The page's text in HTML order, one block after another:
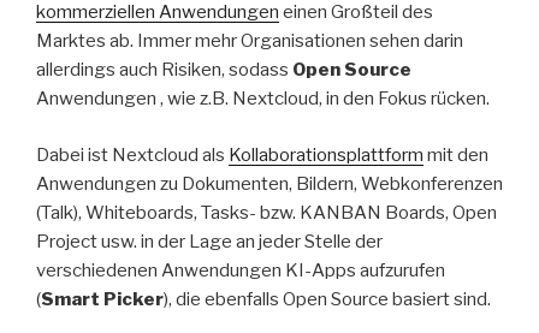
kommerziellen Anwendungen einen Großteil des
Marktes ab. Immer mehr Organisationen sehen darin
allerdings auch Risiken, sodass Open Source
Anwendungen , wie z.B. Nextcloud, in den Fokus rücken.
Dabei ist Nextcloud als Kollaborationsplattform mit den
Anwendungen zu Dokumenten, Bildern, Webkonferenzen
(Talk), Whiteboards, Tasks- bzw. KANBAN Boards, Open
Project usw. in der Lage an jeder Stelle der
verschiedenen Anwendungen KI-Apps aufzurufen
(Smart Picker), die ebenfalls Open Source basiert sind.